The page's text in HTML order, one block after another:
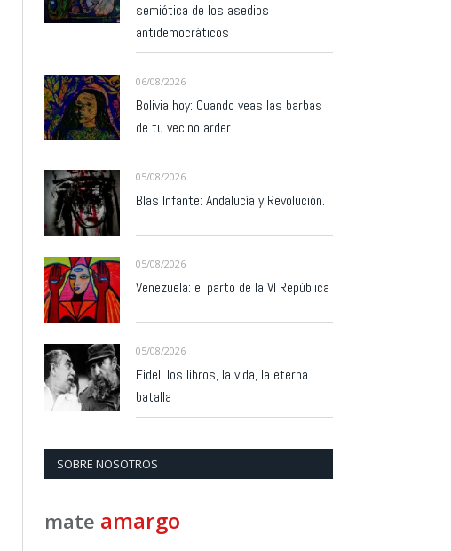
semiótica de los asedios
antidemocráticos
06/08/2026
Bolivia hoy: Cuando veas las barbas
de tu vecino arder…
05/08/2026
Blas Infante: Andalucía y Revolución.
05/08/2026
Venezuela: el parto de la VI República
05/08/2026
Fidel, los libros, la vida, la eterna
batalla
SOBRE NOSOTROS
mate amargo